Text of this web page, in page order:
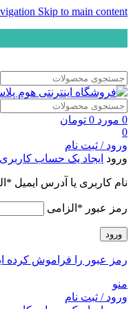
Skip to main content
0 مورد 0 تومان
0
ورود / ثبت نام
ورود ایجاد یک حساب کاربری
نام کاربری یا آدرس ایمیل *
رمز عبور * الزامی
ورود
رمز عبور را فراموش کرده
منو
ورود / ثبت نام